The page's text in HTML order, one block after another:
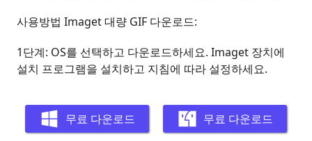
사용방법 Imaget 대량 GIF 다운로드:
1단계: OS를 선택하고 다운로드하세요. Imaget 장치에
설치 프로그램을 설치하고 지침에 따라 설정하세요.
무료 다운로드 무료 다운로드